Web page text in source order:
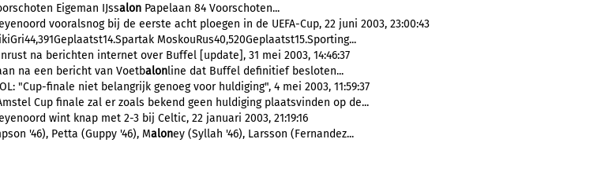
Eigeman IJssalon Papelaan 84 Voorschoten...
vooralsnog bij de eerste acht ploegen in de UEFA-Cup, 22 juni 2003, 23:00:43
ikiGri44,391Geplaatst14.Spartak MoskouRus40,520Geplaatst15.Sporting...
na berichten internet over Buffel [update], 31 mei 2003, 14:46:37
na een bericht van Voetbalonline dat Buffel definitief besloten...
"Cup-finale niet belangrijk genoeg voor huldiging", 4 mei 2003, 11:59:37
Cup finale zal er zoals bekend geen huldiging plaatsvinden op de...
wint knap met 2-3 bij Celtic, 22 januari 2003, 21:19:16
'46), Petta (Guppy '46), Maloney (Syllah '46), Larsson (Fernandez...